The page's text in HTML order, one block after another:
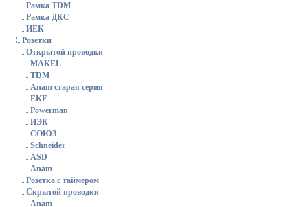
Рамка TDM
Рамка ДКС
ИЕК
Розетки
Открытой проводки
MAKEL
TDM
Anam старая серия
EKF
Powerman
ИЭК
СОЮЗ
Schneider
ASD
Anam
Розетка с таймером
Скрытой проводки
Anam